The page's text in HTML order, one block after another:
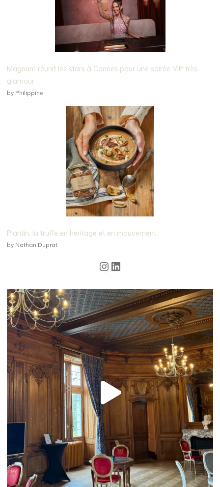
Magnum réunit les stars à Cannes pour une soirée VIP très
glamour
by Philippine
Plantin, la truffe en héritage et en mouvement
by Nathan Duprat
Instagram
LinkedIn